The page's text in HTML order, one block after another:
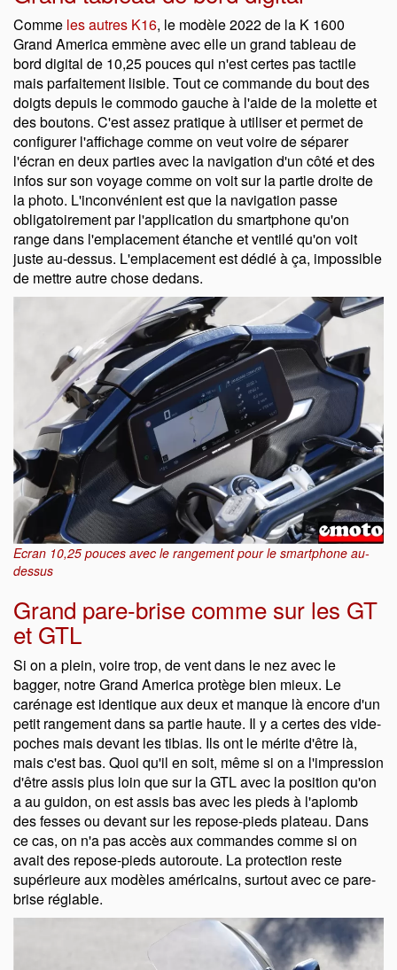
Comme les autres K16, le modèle 2022 de la K 1600
Grand America emmène avec elle un grand tableau de
bord digital de 10,25 pouces qui n'est certes pas tactile
mais parfaitement lisible. Tout ce commande du bout des
doigts depuis le commodo gauche à l'aide de la molette et
des boutons. C'est assez pratique à utiliser et permet de
configurer l'affichage comme on veut voire de séparer
l'écran en deux parties avec la navigation d'un côté et des
infos sur son voyage comme on voit sur la partie droite de
la photo. L'inconvénient est que la navigation passe
obligatoirement par l'application du smartphone qu'on
range dans l'emplacement étanche et ventilé qu'on voit
juste au-dessus. L'emplacement est dédié à ça, impossible
de mettre autre chose dedans.
Ecran 10,25 pouces avec le rangement pour le smartphone au-
dessus
Grand pare-brise comme sur les GT
et GTL
Si on a plein, voire trop, de vent dans le nez avec le
bagger, notre Grand America protège bien mieux. Le
carénage est identique aux deux et manque là encore d'un
petit rangement dans sa partie haute. Il y a certes des vide-
poches mais devant les tibias. Ils ont le mérite d'être là,
mais c'est bas. Quoi qu'il en soit, même si on a l'impression
d'être assis plus loin que sur la GTL avec la position qu'on
a au guidon, on est assis bas avec les pieds à l'aplomb
des fesses ou devant sur les repose-pieds plateau. Dans
ce cas, on n'a pas accès aux commandes comme si on
avait des repose-pieds autoroute. La protection reste
supérieure aux modèles américains, surtout avec ce pare-
brise réglable.